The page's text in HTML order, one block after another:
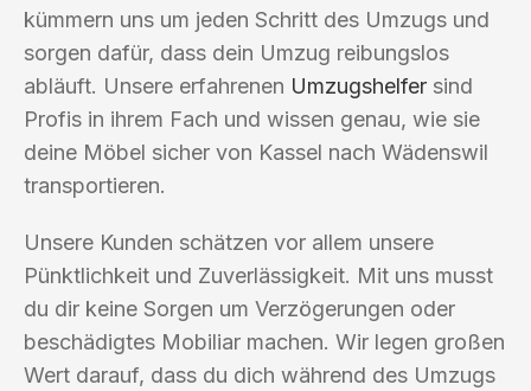
kümmern uns um jeden Schritt des Umzugs und
sorgen dafür, dass dein Umzug reibungslos
abläuft. Unsere erfahrenen Umzugshelfer sind
Profis in ihrem Fach und wissen genau, wie sie
deine Möbel sicher von Kassel nach Wädenswil
transportieren.
Unsere Kunden schätzen vor allem unsere
Pünktlichkeit und Zuverlässigkeit. Mit uns musst
du dir keine Sorgen um Verzögerungen oder
beschädigtes Mobiliar machen. Wir legen großen
Wert darauf, dass du dich während des Umzugs